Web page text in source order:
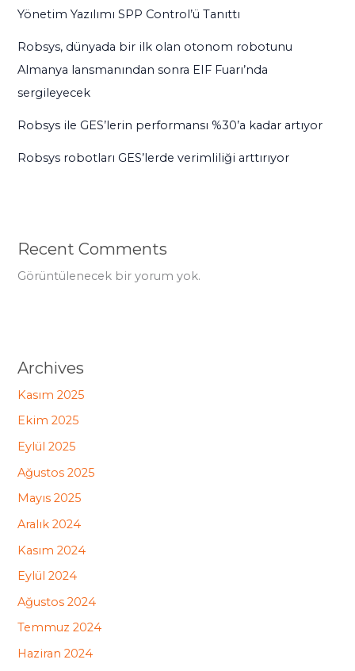
Yönetim Yazılımı SPP Control’ü Tanıttı
Robsys, dünyada bir ilk olan otonom robotunu
Almanya lansmanından sonra EIF Fuarı’nda
sergileyecek
Robsys ile GES’lerin performansı %30’a kadar artıyor
Robsys robotları GES’lerde verimliliği arttırıyor
Recent Comments
Görüntülenecek bir yorum yok.
Archives
Kasım 2025
Ekim 2025
Eylül 2025
Ağustos 2025
Mayıs 2025
Aralık 2024
Kasım 2024
Eylül 2024
Ağustos 2024
Temmuz 2024
Haziran 2024